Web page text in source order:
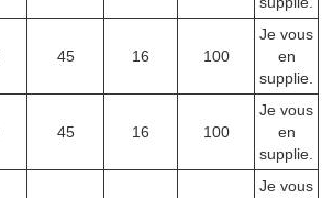
45 16 100
Je vous
en
supplie.
45 16 100
Je vous
en
supplie.
Je vous